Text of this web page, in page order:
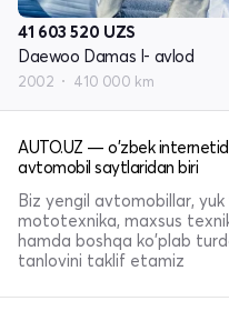
41 603 520 UZS
Daewoo Damas I- avlod
2002 410 000 km
AUTO.UZ — o'zbek
avtomobil saytlaridan biri
Biz yengil avtomobillar,
mototexnika, maxsus
hamda boshqa ko'plab
tanlovini taklif etamiz